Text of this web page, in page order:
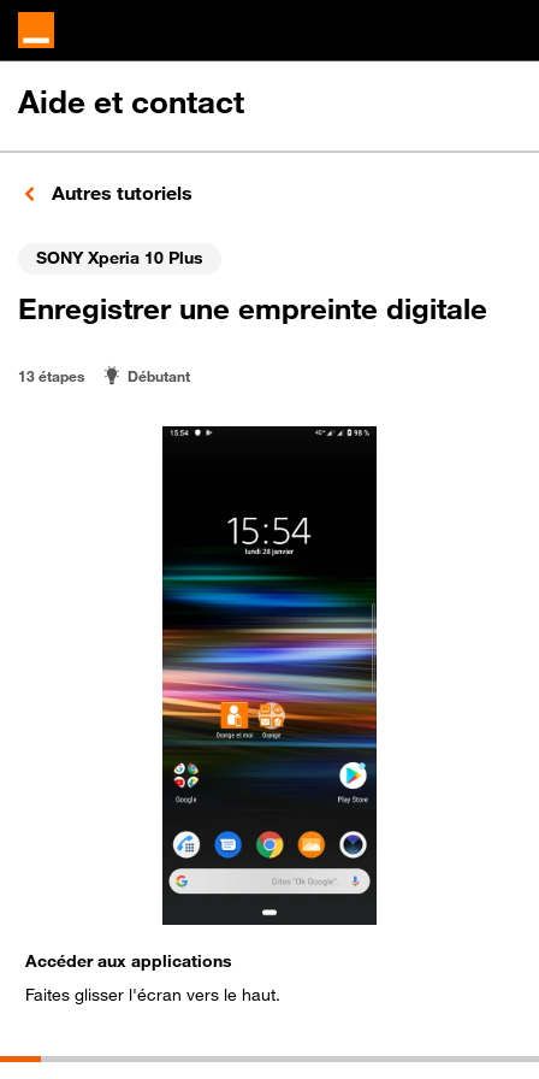
Aide et contact
Autres tutoriels
SONY Xperia 10 Plus
Enregistrer une empreinte digitale
13 étapes Débutant
Accéder aux applications
Faites glisser l'écran vers le haut.